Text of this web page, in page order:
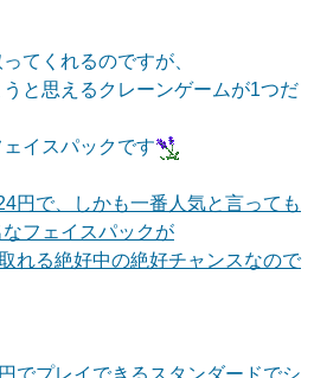
てくれるのですが、
と思えるクレーンゲームが1つだ
イスパックです
円で、しかも一番人気と言っても
フェイスパックが
れる絶好中の絶好チャンスなので